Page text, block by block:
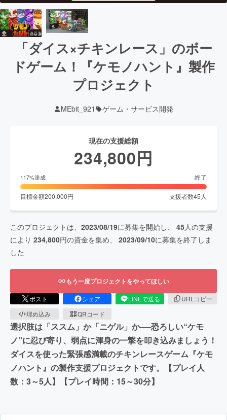
「ダイス×チキンレース」のボー
ドゲーム！『ケモノハント』製作
プロジェクト
MEbit_921 ゲーム・サービス開発
現在の支援総額
234,800円
117%達成 終了
目標金額200,000円 支援者数45 人
このプロジェクトは、 2023/08/19に募集を開始し、 45人の支援
により 234,800円の資金を集め、 2023/09/10に募集を終了しま
した
もう一度プロジェクトをやってほしい
ポスト シェア LINEで送る
URLコピー
埋め込み
QRコード
選択肢は「ススム」か「ニゲル」か──恐ろしい“ケモ
ノ”に忍び寄り、弱点に渾身の一撃を叩き込みましょう！
ダイスを使った緊張感満載のチキンレースゲーム『ケモ
ノハント』の製作支援プロジェクトです。【プレイ人
数：3～5人】【プレイ時間：15～30分】